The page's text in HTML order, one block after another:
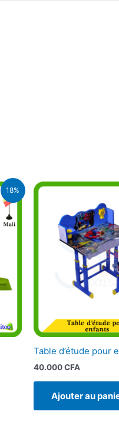
18%
Table d’étude pour
40.000CFA
Ajouter au